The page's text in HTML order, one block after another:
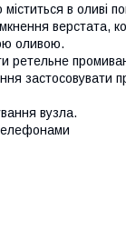
в оливі
верстата,
оливою.
ретельне
застосовувати
вузла.